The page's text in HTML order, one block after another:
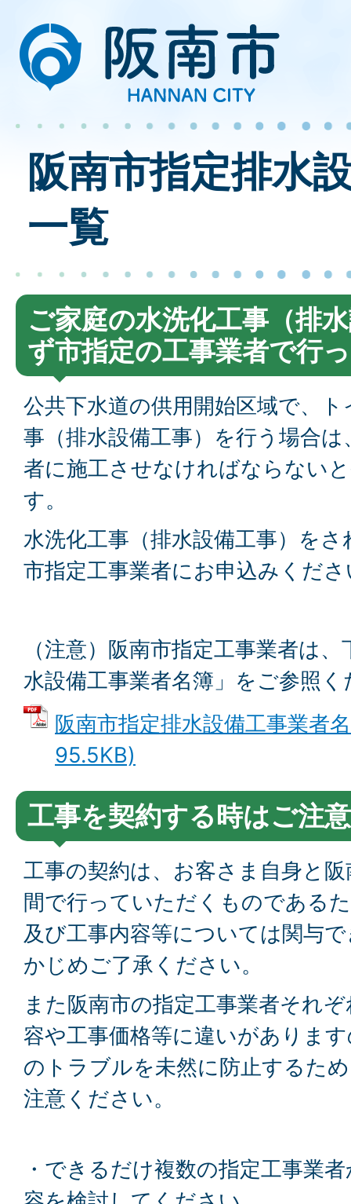
阪南市指定排水
一覧
ご家庭の水洗化工事（排
ず市指定の工事業者で行
公共下水道の供用開始区域で、
事（排水設備工事）を行う場合
者に施工させなければならない
す。
水洗化工事（排水設備工事）を
市指定工事業者にお申込みくだ
（注意）阪南市指定工事業者は
水設備工事業者名簿」をご参照
阪南市指定排水設備工事業者
95.5KB)
工事を契約する時はご注
工事の契約は、お客さま自身と
間で行っていただくものである
及び工事内容等については関与
かじめご了承ください。
また阪南市の指定工事業者それ
容や工事価格等に違いがありま
のトラブルを未然に防止するた
注意ください。
・できるだけ複数の指定工事業